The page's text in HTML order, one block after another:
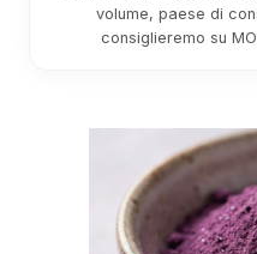
volume, paese di
consiglieremo su